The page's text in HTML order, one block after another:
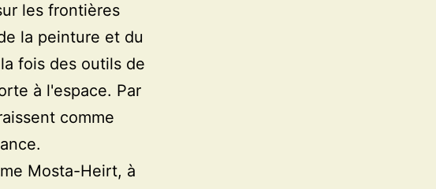
les frontières
la peinture et du
fois des outils de
à l'espace. Par
comme
Mosta-Heirt, à